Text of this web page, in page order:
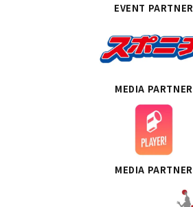
EVENT PARTNER
MEDIA PARTNER
MEDIA PARTNER